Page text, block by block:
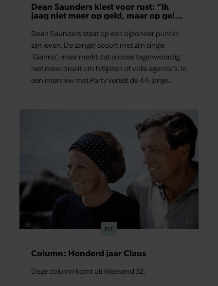
Dean Saunders kiest voor rust: “Ik
jaag niet meer op geld, maar op geluk
Dean Saunders staat op een bijzonder punt in
zijn leven. De zanger scoort met zijn single
‘Gianna’, maar merkt dat succes tegenwoordig
niet meer draait om hitlijsten of volle agenda’s. In
een interview met Party vertelt de 44-jarige
oudste zoon London spreekt hij openhartig.
FIT
Column: Honderd jaar Claus
Deze column komt uit Weekend 32.